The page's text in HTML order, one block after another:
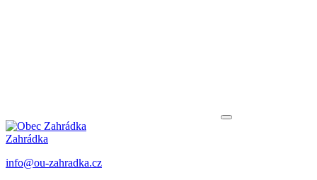
Zahrádka
info@ou-zahradka.cz